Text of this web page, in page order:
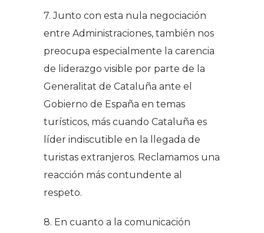
7. Junto con esta nula negociación
entre Administraciones, también nos
preocupa especialmente la carencia
de liderazgo visible por parte de la
Generalitat de Cataluña ante el
Gobierno de España en temas
turísticos, más cuando Cataluña es
líder indiscutible en la llegada de
turistas extranjeros. Reclamamos una
reacción más contundente al
respeto.
8. En cuanto a la comunicación